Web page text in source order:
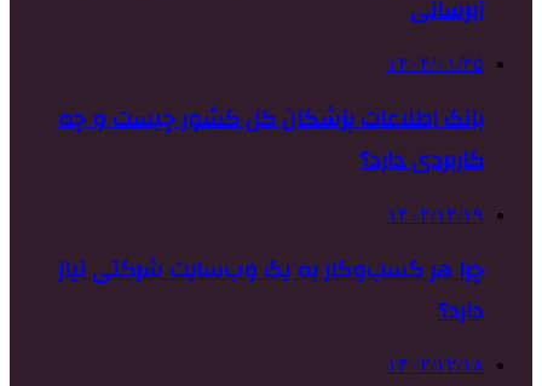
آبرسانی
۱۴۰۴/۰۱/۲۵
بانک اطلاعات پزشکان کل کشور چیست و چه
کاربردی دارد؟
۱۴۰۲/۱۲/۱۹
چرا هر کسب‌وکار به یک وب‌سایت شرکتی نیاز
دارد؟
۱۴۰۲/۱۲/۱۸